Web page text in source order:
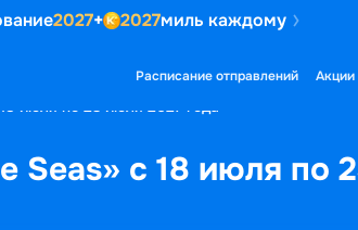
2027+ 2027миль каждому
Расписание отправлений Акции
июля по 23 июля 2027 года
Seas» с 18 июля по